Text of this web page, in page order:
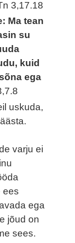
3,17.18
Ma tean
su
kuid
ega
uskuda,
varju ei
ees
ega
jõud on
sees.